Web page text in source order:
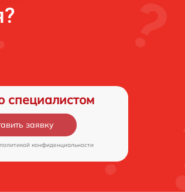
специалистом
заявку
политикой конфиденциальности